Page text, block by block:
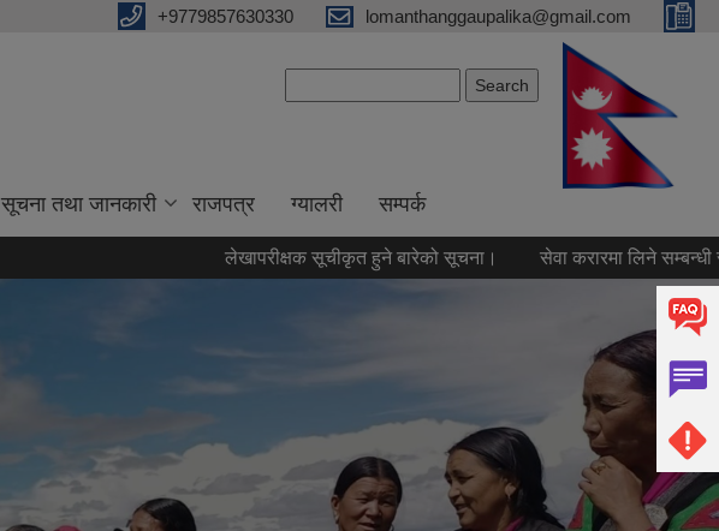
+9779857630330 lomanthanggaupalika@gmail.com
सूचना तथा जानकारी राजपत्र ग्यालरी सम्पर्क
लेखापरीक्षक सूचीकृत हुने बारेको सूचना। सेवा करारमा लिने सम्बन्धी सूचना।